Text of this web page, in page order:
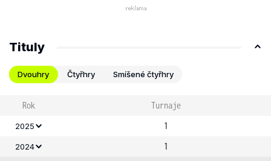
Tituly
Dvouhry Čtyřhry Smíšené čtyřhry
Rok Turnaje
2025 1
2024
1